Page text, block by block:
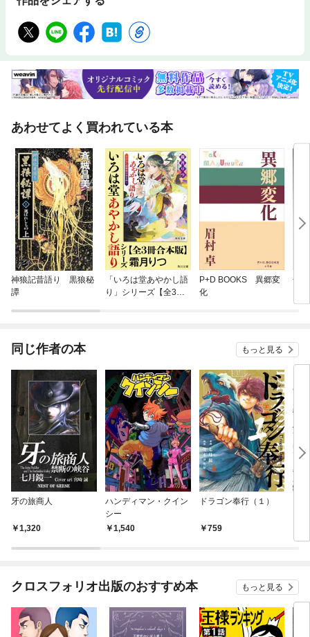
あわせてよく買われている本
神狼記昔語り 黒狼秘
譚
「いろは堂あやかし語
り」シリーズ【全3冊
P+D BOOKS 異郷変
化
奇
同じ作者の本 もっと見る
牙の旅商人
1,320
ハンディマン・クイン
シー
1,540
ドラゴン奉行（１）
759
クロスフォリオ出版のおすすめ本 もっと見る